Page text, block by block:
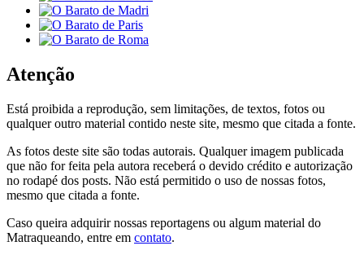
Atenção
Está proibida a reprodução, sem limitações, de textos, fotos ou
qualquer outro material contido neste site, mesmo que citada a fonte.
As fotos deste site são todas autorais. Qualquer imagem publicada
que não for feita pela autora receberá o devido crédito e autorização
no rodapé dos posts. Não está permitido o uso de nossas fotos,
mesmo que citada a fonte.
Caso queira adquirir nossas reportagens ou algum material do
Matraqueando, entre em contato.